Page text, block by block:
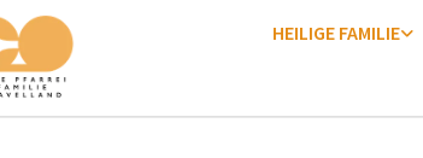
HEILIGE FAMILIE